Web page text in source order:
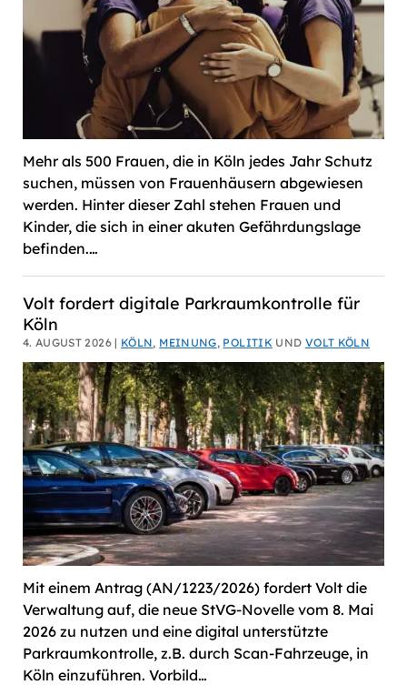
Mehr als 500 Frauen, die in Köln jedes Jahr Schutz
suchen, müssen von Frauenhäusern abgewiesen
werden. Hinter dieser Zahl stehen Frauen und
Kinder, die sich in einer akuten Gefährdungslage
befinden.…
Volt fordert digitale Parkraumkontrolle für
Köln
4. AUGUST 2026 | KÖLN, MEINUNG, POLITIK UND VOLT KÖLN
Mit einem Antrag (AN/1223/2026) fordert Volt die
Verwaltung auf, die neue StVG-Novelle vom 8. Mai
2026 zu nutzen und eine digital unterstützte
Parkraumkontrolle, z.B. durch Scan-Fahrzeuge, in
Köln einzuführen. Vorbild…